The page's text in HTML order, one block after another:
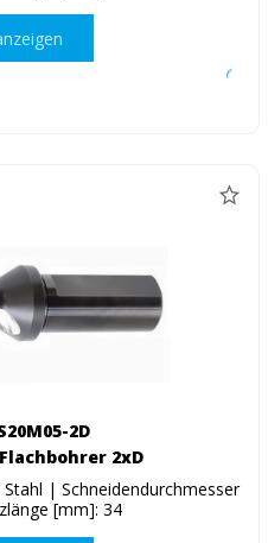
2D
2xD
| Schneidendurchmesser
[mm]: 34